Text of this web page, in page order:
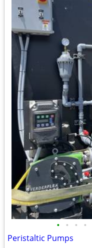
• • • •
Peristaltic Pumps